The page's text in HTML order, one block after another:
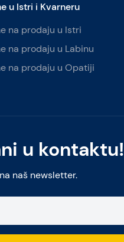
u kontaktu!
naš newsletter.
u Istri i Kvarneru
na prodaju u Istri
na prodaju u Labinu
na prodaju u Opatiji